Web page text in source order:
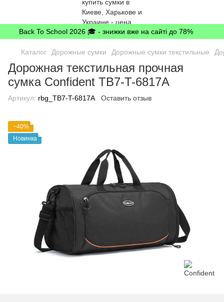
Back To School 2026 🎓 - знижки вже на сайті до 78%
Каталог Дорожные сумки Дорожные сумки текстильные
Дорожная текстильная прочная
сумка Confident TB7-T-6817A
Артикул: rbg_TB7-T-6817A Оставить отзыв
−40%
Новинка